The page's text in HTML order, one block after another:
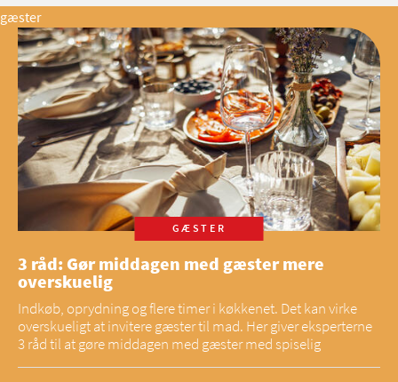
gæster
GÆSTER
3 råd: Gør middagen med gæster mere
overskuelig
Indkøb, oprydning og flere timer i køkkenet. Det kan virke
overskueligt at invitere gæster til mad. Her giver eksperterne
3 råd til at gøre middagen med gæster med spiselig